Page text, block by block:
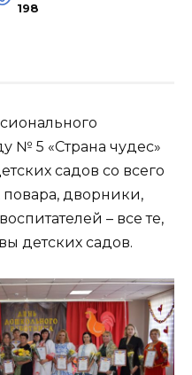
198
№ 5 «Страна чудес»
садов со всего
повара, дворники,
– все те,
детских садов.